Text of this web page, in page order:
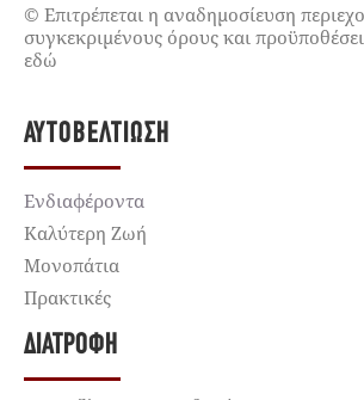
© Επιτρέπεται η αναδημοσίευση
συγκεκριμένους όρους και
εδώ
ΑΥΤΟΒΕΛΤΊΩΣΗ
Ενδιαφέροντα
Καλύτερη Ζωή
Μονοπάτια
Πρακτικές
ΔΙΑΤΡΟΦΉ